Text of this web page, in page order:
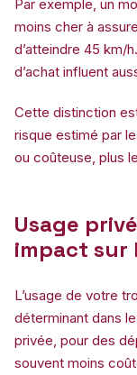
Par exemple, un
moins cher à
d’atteindre 45 km/
d’achat influent
Cette distinction
risque estimé par
ou coûteuse, plus
Usage
impact sur
L’usage de votre
déterminant dans
privée, pour des
souvent moins